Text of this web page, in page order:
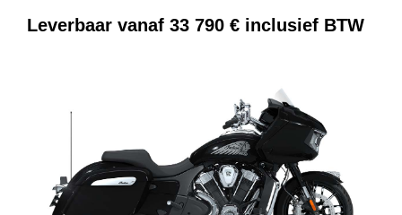
Leverbaar vanaf 33 790 € inclusief BTW